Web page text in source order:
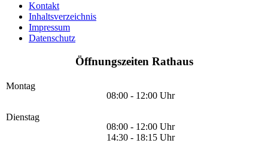
Kontakt
Inhaltsverzeichnis
Impressum
Datenschutz
Öffnungszeiten Rathaus
Montag
08:00 - 12:00 Uhr
Dienstag
08:00 - 12:00 Uhr
14:30 - 18:15 Uhr